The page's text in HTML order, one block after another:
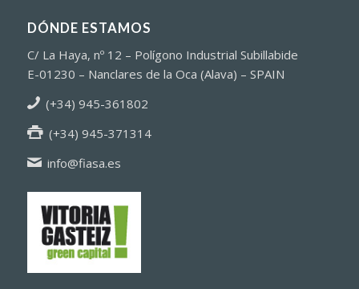
DÓNDE ESTAMOS
C/ La Haya, nº 12 – Polígono Industrial Subillabide
E-01230 – Nanclares de la Oca (Alava) – SPAIN
(+34) 945-361802
(+34) 945-371314
info@fiasa.es